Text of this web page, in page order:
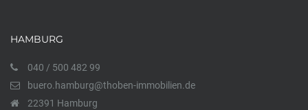
HAMBURG
040 / 500 482 99
buero.hamburg@thoben-immobilien.de
22391 Hamburg